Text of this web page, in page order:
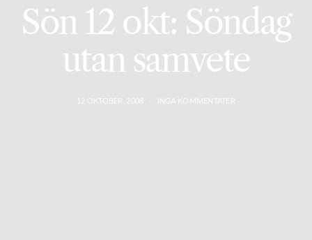
Sön 12 okt: Söndag
utan samvete
12 OKTOBER, 2008 INGA KOMMENTATER